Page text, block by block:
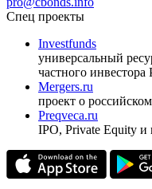
Спец проекты
Investfunds
универсальный
частного инвестора
Mergers.ru
проект о
Preqveca.ru
IPO, Private Equity и